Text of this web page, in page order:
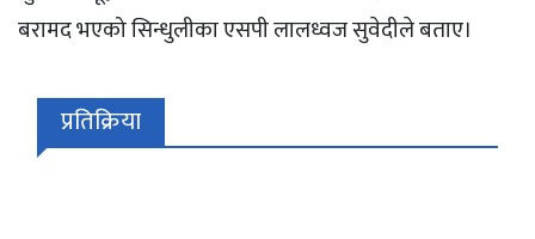
बरामद भएको सिन्धुलीका एसपी लालध्वज सुवेदीले बताए।
प्रतिक्रिया